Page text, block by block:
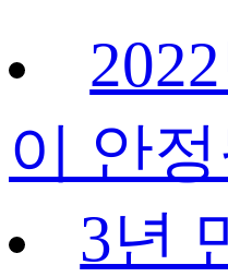
이 안
3년